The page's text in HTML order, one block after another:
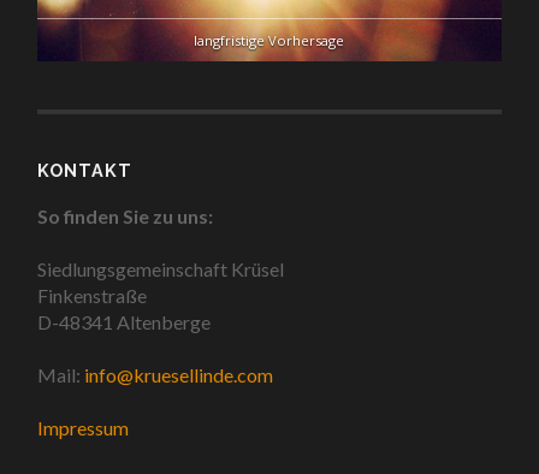
langfristige Vorhersage
KONTAKT
So finden Sie zu uns:
Siedlungsgemeinschaft Krüsel
Finkenstraße
D-48341 Altenberge
Mail: info@kruesellinde.com
Impressum